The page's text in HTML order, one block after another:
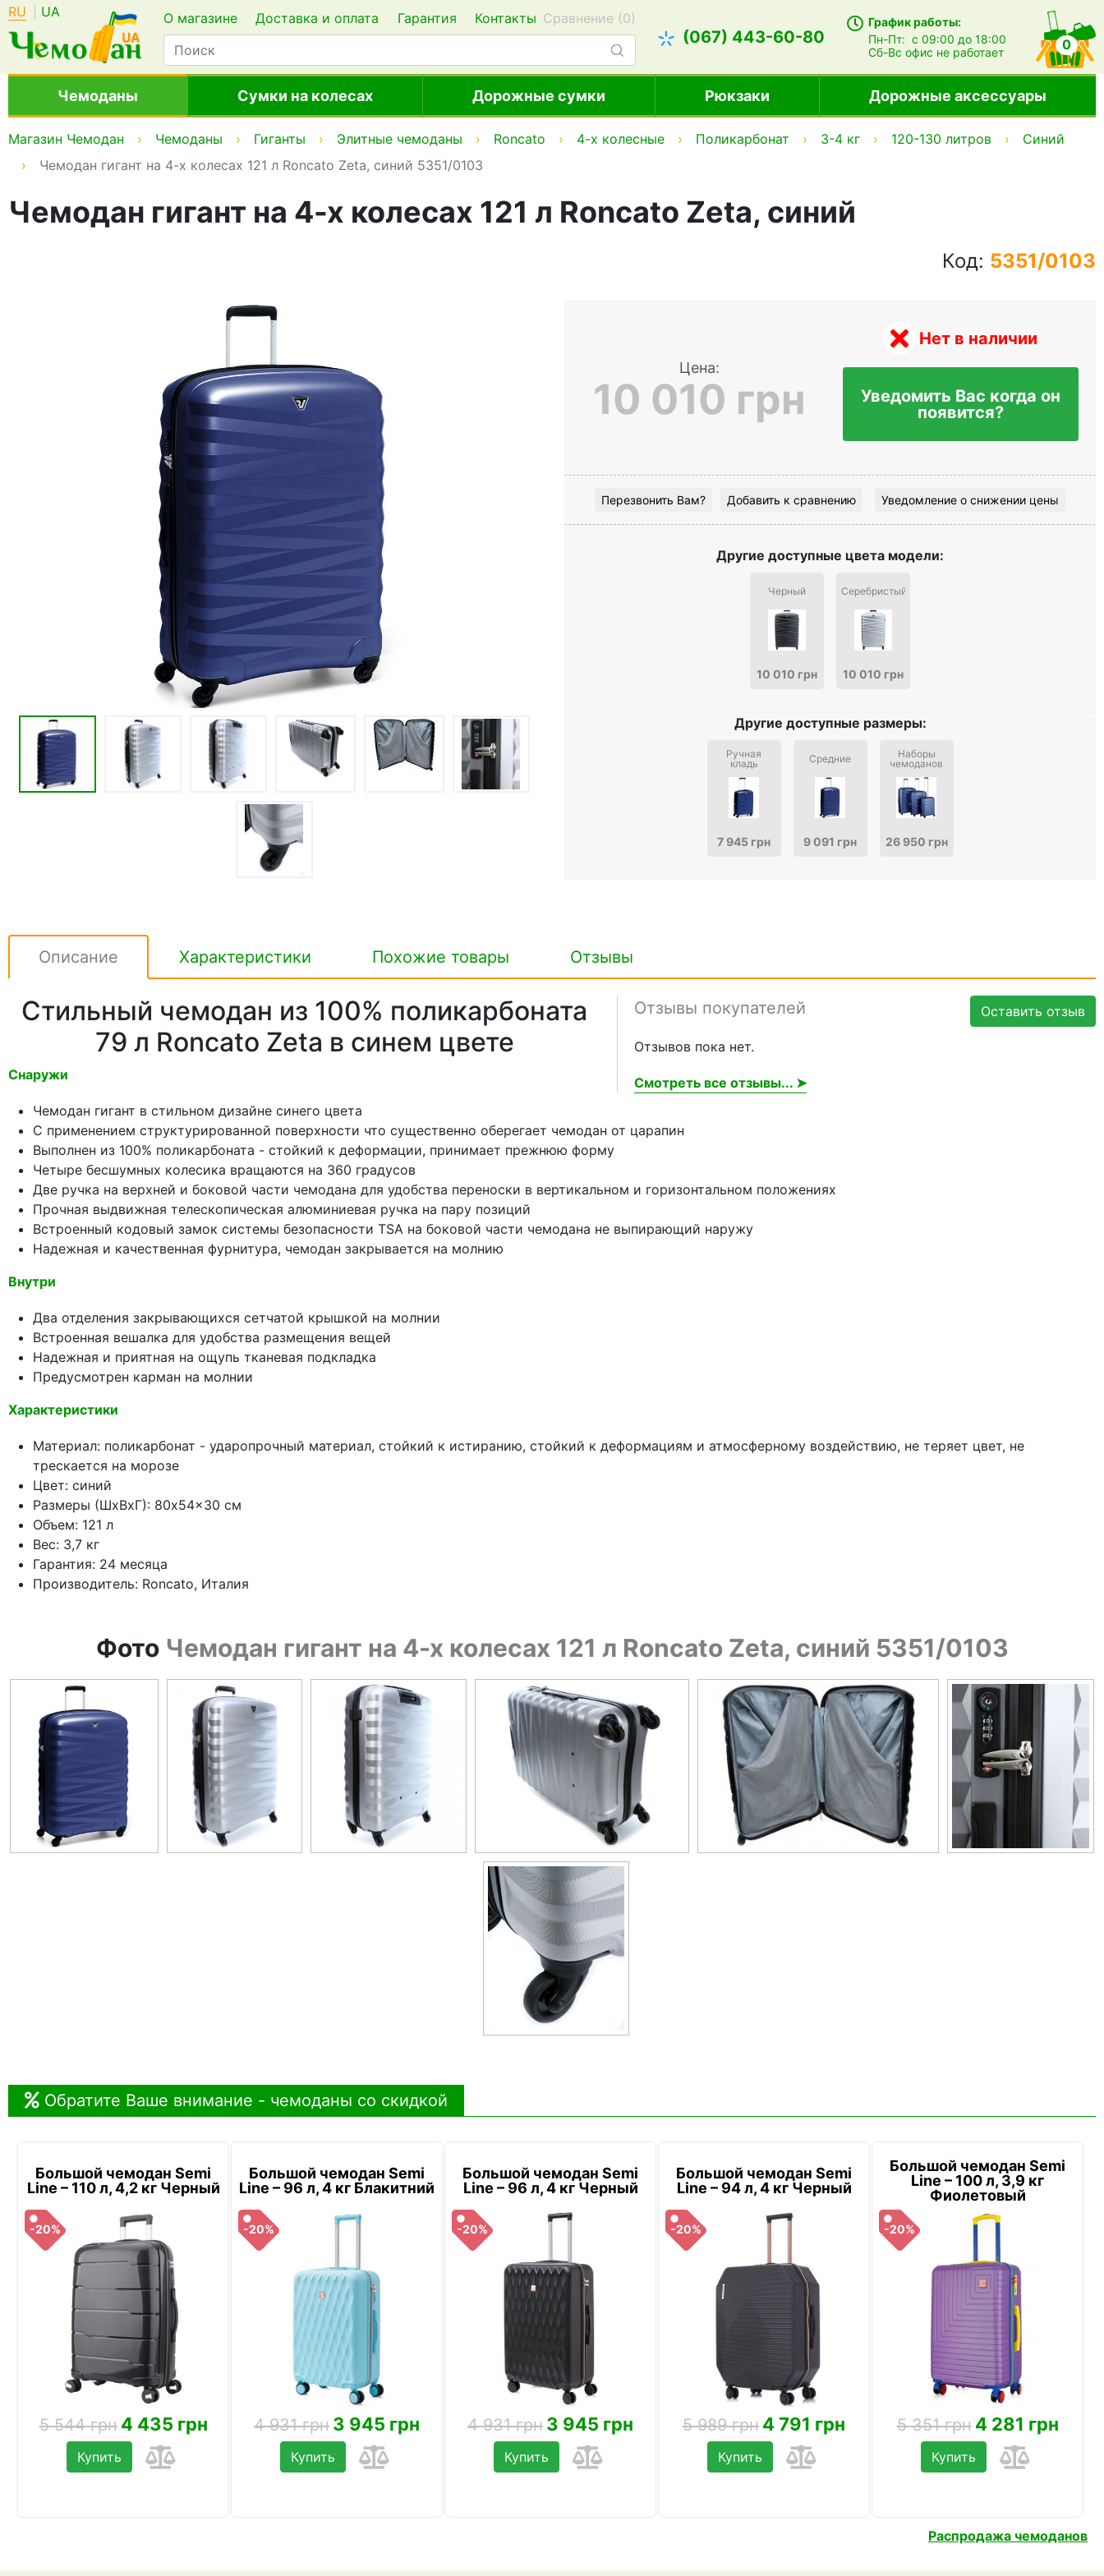
RU UA О магазине Доставка и оплата Гарантия Контакты Сравнение (0)
(067) 443-60-80
График работы:
Пн-Пт:с 09:00 до 18:00
Сб-Всофис не работает 0
Чемоданы Сумки на колесах Дорожные сумки Рюкзаки Дорожные аксессуары
Магазин Чемодан Чемоданы Гиганты Элитные чемоданы Roncato 4-х колесные Поликарбонат 3-4 кг 120-130 литров
Синий
Чемодан гигант на 4-х колесах 121 л Roncato Zeta, синий 5351/0103
Чемодан гигант на 4-х колесах 121 л Roncato Zeta, синий
Код: 5351/0103
Цена:
10 010 грн
Нет в наличии
Уведомить Вас когда он
появится?
Перезвонить Вам? Добавить к сравнению Уведомление о снижении цены
Другие доступные цвета модели:
Черный
10 010 грн
Серебристый
10 010 грн
Другие доступные размеры:
Ручная
кладь
7 945 грн
Средние
9 091 грн
Наборы
чемоданов
26 950 грн
Описание Характеристики Похожие товары Отзывы
Оставить отзыв
Отзывы покупателей
Отзывов пока нет.
Смотреть все отзывы... ➤
Стильный чемодан из 100% поликарбоната
79 л Roncato Zeta в синем цвете
Снаружи
Чемодан гигант в стильном дизайне синего цвета
С применением структурированной поверхности что существенно оберегает чемодан от царапин
Выполнен из 100% поликарбоната - стойкий к деформации, принимает прежнюю форму
Четыре бесшумных колесика вращаются на 360 градусов
Две ручка на верхней и боковой части чемодана для удобства переноски в вертикальном и горизонтальном положениях
Прочная выдвижная телескопическая алюминиевая ручка на пару позиций
Встроенный кодовый замок системы безопасности TSA на боковой части чемодана не выпирающий наружу
Надежная и качественная фурнитура, чемодан закрывается на молнию
Внутри
Два отделения закрывающихся сетчатой крышкой на молнии
Встроенная вешалка для удобства размещения вещей
Надежная и приятная на ощупь тканевая подкладка
Предусмотрен карман на молнии
Характеристики
Материал: поликарбонат - ударопрочный материал, стойкий к истиранию, стойкий к деформациям и атмосферному воздействию, не теряет цвет, не
трескается на морозе
Цвет: синий
Размеры (ШхВхГ): 80x54x30 см
Объем: 121 л
Вес: 3,7 кг
Гарантия: 24 месяца
Производитель: Roncato, Италия
Фото Чемодан гигант на 4-х колесах 121 л Roncato Zeta, синий 5351/0103
Обратите Ваше внимание - чемоданы со скидкой
Большой чемодан Semi
Line – 110 л, 4,2 кг Черный
-20%
5 544 грн 4 435 грн
Купить
Большой чемодан Semi
Line – 96 л, 4 кг Блакитний
-20%
4 931 грн 3 945 грн
Купить
Большой чемодан Semi
Line – 96 л, 4 кг Черный
-20%
4 931 грн 3 945 грн
Купить
Большой чемодан Semi
Line – 94 л, 4 кг Черный
-20%
5 989 грн 4 791 грн
Купить
Большой чемодан Semi
Line – 100 л, 3,9 кг
Фиолетовый
-20%
5 351 грн 4 281 грн
Купить
Распродажа чемоданов